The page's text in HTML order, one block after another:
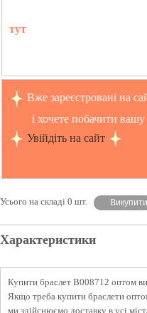
тут
Вже зареєстровані на
і хочете побачити вашу
Увійдіть на сайт
Усього на складі 0 шт.
Характеристики
Купити браслет B008712 оптом
Якщо треба купити браслети
ми здійснюємо доставку в усі